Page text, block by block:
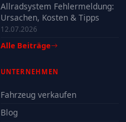
Allradsystem Fehlermeldung:
Ursachen, Kosten & Tipps
12.07.2026
Alle Beiträge
UNTERNEHMEN
Fahrzeug verkaufen
Blog